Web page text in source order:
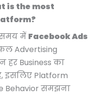
is the most
में Facebook Ads
Advertising
हर Business का
इसलिए Platform
समझना